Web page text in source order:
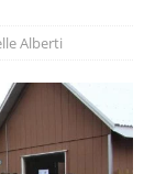
Alberti